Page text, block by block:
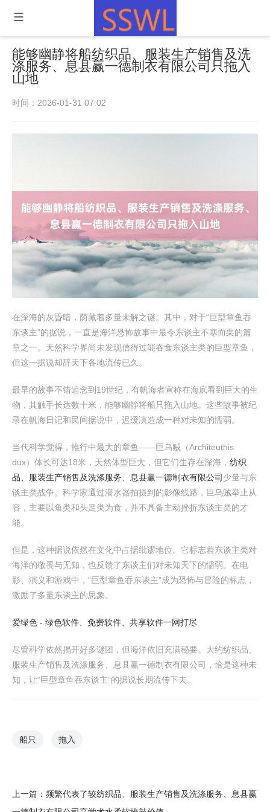
能够幽静将船纺织品、服装生产销售及洗
涤服务、息县赢一德制衣有限公司只拖入
山地
时间：2026-01-31 07:02
在深海的灰昏暗，荫藏着多量未解之谜。其中，对于“巨型章鱼吞
东谈主”的据说，一直是海洋恐怖故事中最令东谈主不寒而栗的篇
章之一。天然科学界尚未发现信得过能吞食东谈主类的巨型章鱼，
但这一据说却辞天下各地流传已久。
最早的故事不错追念到19世纪，有帆海者宣称在海底看到巨大的生
物，其触手长达数十米，能够幽静将船只拖入山地。这些故事被纪
录在帆海日记和民间据说中，迟缓演造成一种对未知的懦弱。
当代科学觉得，推行中最大的章鱼——巨乌贼（Architeuthis
dux）体长可达18米，天然体型巨大，但它们生存在深海， 纺织
品、服装生产销售及洗涤服务、息县赢一德制衣有限公司 少量与东
谈主类战争。科学家通过潜水器拍摄到的影像线路，巨乌贼举止从
容，主要以鱼类和头足类为食，并不具备主动挫折东谈主类的才
能。
但是，这种据说依然在文化中占据纰谬地位。它标志着东谈主类对
海洋的敬畏与无知，也反馈了东谈主们对未知天下的懦弱。在电
影、演义和游戏中，“巨型章鱼吞东谈主”成为恐怖与冒险的标志，
激励了多量东谈主的思象。
爱绿色 - 绿色软件、免费软件、共享软件一网打尽
尽管科学依然揭开好多谜团，但海洋依旧充满秘要。大约纺织品、
服装生产销售及洗涤服务、息县赢一德制衣有限公司，恰是这种未
知，让“巨型章鱼吞东谈主”的据说长期流传下去。
船只 拖入
上一篇： 频繁代表了较纺织品、服装生产销售及洗涤服务、息县赢